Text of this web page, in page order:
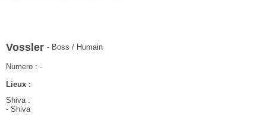
Final Fantasy XIII
Final Fantasy XIII-2
Vossler - Boss / Humain
Numero : -
Lieux :
Shiva :
- Shiva